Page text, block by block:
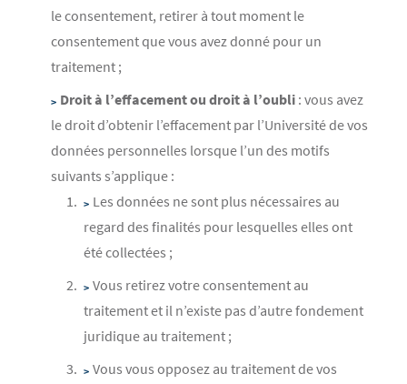
le consentement, retirer à tout moment le
consentement que vous avez donné pour un
traitement ;
Droit à l’effacement ou droit à l’oubli : vous avez
le droit d’obtenir l’effacement par l’Université de vos
données personnelles lorsque l’un des motifs
suivants s’applique :
Les données ne sont plus nécessaires au
regard des finalités pour lesquelles elles ont
été collectées ;
Vous retirez votre consentement au
traitement et il n’existe pas d’autre fondement
juridique au traitement ;
Vous vous opposez au traitement de vos